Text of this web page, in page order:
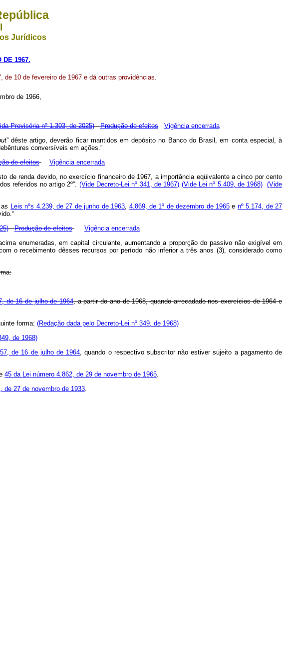
Jurídicos
DE 1967.
de 10 de fevereiro de 1967 e dá outras providências.
de 1966,
Provisória nº 1.303, de 2025) Produção de efeitos
Vigência encerrada
” dêste artigo, deverão ficar mantidos em depósito no Banco do Brasil, em conta especial, à
conversíveis em ações.”
de efeitos
Vigência encerrada
de renda devido, no exercício financeiro de 1967, a importância eqüivalente a cinco por cento
referidos no artigo 2º”. (Vide Decreto-Lei nº 341, de 1967) (Vide Lei nº 5.409, de 1968)
(Vide
Leis nºs 4.239, de 27 de junho de 1963, 4.869, de 1º de dezembro de 1965e nº 5.174, de 27
Produção de efeitos
Vigência encerrada
enumeradas, em capital circulante, aumentando a proporção do passivo não exigível em
o recebimento dêsses recursos por período não inferior a três anos (3), considerado como
de 16 de julho de 1964, a partir do ano de 1968, quando arrecadado nos exercícios de 1964 e
forma: (Redação dada pelo Decreto-Lei nº 349, de 1968)
de 1968)
de 16 de julho de 1964, quando o respectivo subscritor não estiver sujeito a pagamento de
45 da Lei número 4.862, de 29 de novembro de 1965.
de 27 de novembro de 1933.